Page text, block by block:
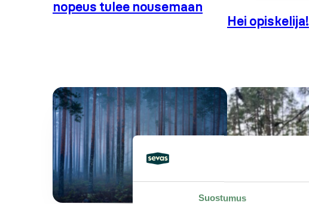
Suostumus
nopeus tulee nousemaan
Hei opiskelija!